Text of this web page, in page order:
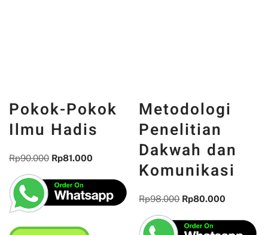
Pokok-Pokok
Ilmu Hadis
Rp90.000
Metodologi
Penelitian
Dakwah dan
Komunikasi
Rp98.000 Rp80.000